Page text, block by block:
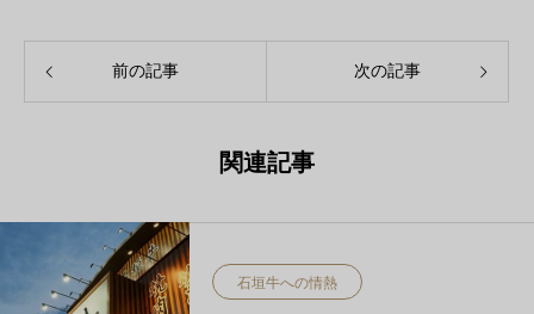
前の記事 次の記事
関連記事
石垣牛への情熱